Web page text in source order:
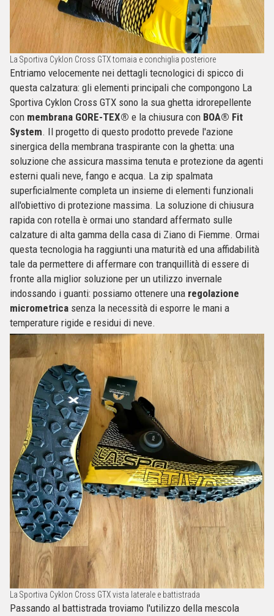
La Sportiva Cyklon Cross GTX tomaia e conchiglia posteriore
Entriamo velocemente nei dettagli tecnologici di spicco di
questa calzatura: gli elementi principali che compongono La
Sportiva Cyklon Cross GTX sono la sua ghetta idrorepellente
con membrana GORE-TEX® e la chiusura con BOA® Fit
System. Il progetto di questo prodotto prevede l'azione
sinergica della membrana traspirante con la ghetta: una
soluzione che assicura massima tenuta e protezione da agenti
esterni quali neve, fango e acqua. La zip spalmata
superficialmente completa un insieme di elementi funzionali
all'obiettivo di protezione massima. La soluzione di chiusura
rapida con rotella è ormai uno standard affermato sulle
calzature di alta gamma della casa di Ziano di Fiemme. Ormai
questa tecnologia ha raggiunti una maturità ed una affidabilità
tale da permettere di affermare con tranquillità di essere di
fronte alla miglior soluzione per un utilizzo invernale
indossando i guanti: possiamo ottenere una regolazione
micrometrica senza la necessità di esporre le mani a
temperature rigide e residui di neve.
La Sportiva Cyklon Cross GTX vista laterale e battistrada
Passando al battistrada troviamo l'utilizzo della mescola